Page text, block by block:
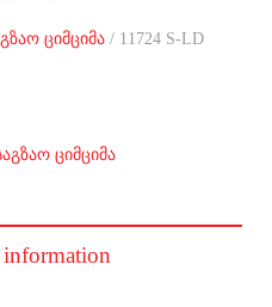
ციმციმა / 11724 S-LD
ციმციმა